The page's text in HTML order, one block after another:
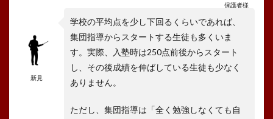
保護者様
新見
学校の平均点を少し下回るくらいであれば、
集団指導からスタートする生徒も多くいま
す。実際、入塾時は250点前後からスタート
し、その後成績を伸ばしている生徒も少なく
ありません。
ただし、集団指導は「全く勉強しなくても自